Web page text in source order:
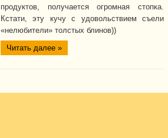
продуктов, получается огромная стопка.
Кстати, эту кучу с удовольствием съели
«нелюбители» толстых блинов))
Читать далее »